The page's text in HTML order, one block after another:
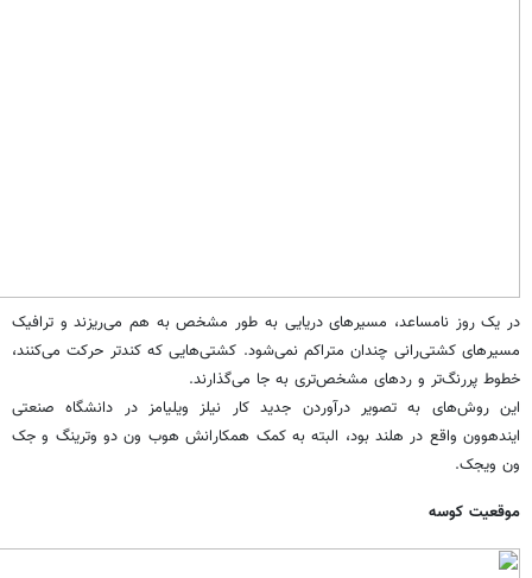
در یک روز نامساعد، مسیرهای دریایی به طور مشخص به هم می‌ریزند و ترافیک
مسیرهای کشتی‌رانی چندان متراکم نمی‌شود. کشتی‌هایی که کندتر حرکت می‌کنند،
خطوط پررنگ‌تر و ردهای مشخص‌تری به جا می‌گذارند.
این روش‌های به تصویر درآوردن جدید کار نیلز ویلیامز در دانشگاه صنعتی
ایندهوون واقع در هلند بود، البته به کمک همکارانش هوب ون دو وترینگ و جک
ون ویجک.
موقعیت کوسه